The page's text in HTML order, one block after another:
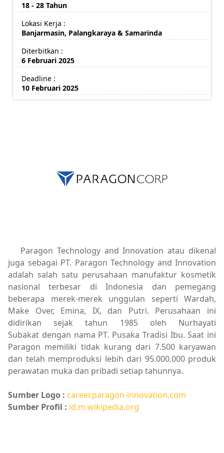
18 - 28 Tahun
Lokasi Kerja :
Banjarmasin, Palangkaraya & Samarinda
Diterbitkan :
6 Februari 2025
Deadline :
10 Februari 2025
Paragon Technology and Innovation atau dikenal
juga sebagai PT. Paragon Technology and Innovation
adalah salah satu perusahaan manufaktur kosmetik
nasional terbesar di Indonesia dan pemegang
beberapa merek-merek unggulan seperti Wardah,
Make Over, Emina, IX, dan Putri. Perusahaan ini
didirikan sejak tahun 1985 oleh Nurhayati
Subakat dengan nama PT. Pusaka Tradisi Ibu. Saat ini
Paragon memiliki tidak kurang dari 7.500 karyawan
dan telah memproduksi lebih dari 95.000.000 produk
perawatan muka dan pribadi setiap tahunnya.
Sumber Logo : career.paragon-innovation.com
Sumber Profil : id.m.wikipedia.org